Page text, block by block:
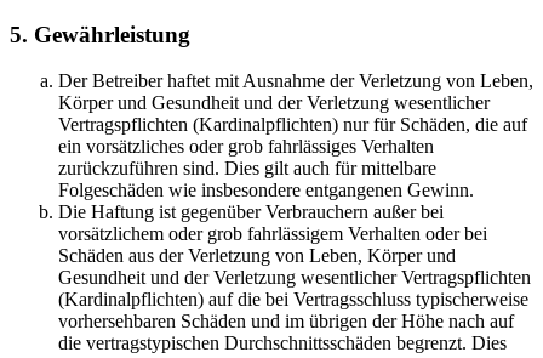
5. Gewährleistung
Der Betreiber haftet mit Ausnahme der Verletzung von Leben,
Körper und Gesundheit und der Verletzung wesentlicher
Vertragspflichten (Kardinalpflichten) nur für Schäden, die auf
ein vorsätzliches oder grob fahrlässiges Verhalten
zurückzuführen sind. Dies gilt auch für mittelbare
Folgeschäden wie insbesondere entgangenen Gewinn.
Die Haftung ist gegenüber Verbrauchern außer bei
vorsätzlichem oder grob fahrlässigem Verhalten oder bei
Schäden aus der Verletzung von Leben, Körper und
Gesundheit und der Verletzung wesentlicher Vertragspflichten
(Kardinalpflichten) auf die bei Vertragsschluss typischerweise
vorhersehbaren Schäden und im übrigen der Höhe nach auf
die vertragstypischen Durchschnittsschäden begrenzt. Dies